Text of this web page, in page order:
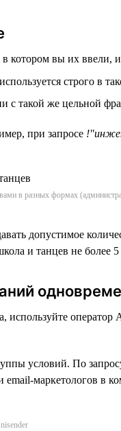
вы их ввели,
строго в
с такой же цельной
при запросе
в разных формах
допустимое
и танцев не более
используйте
условий. По
email-маркетологов в